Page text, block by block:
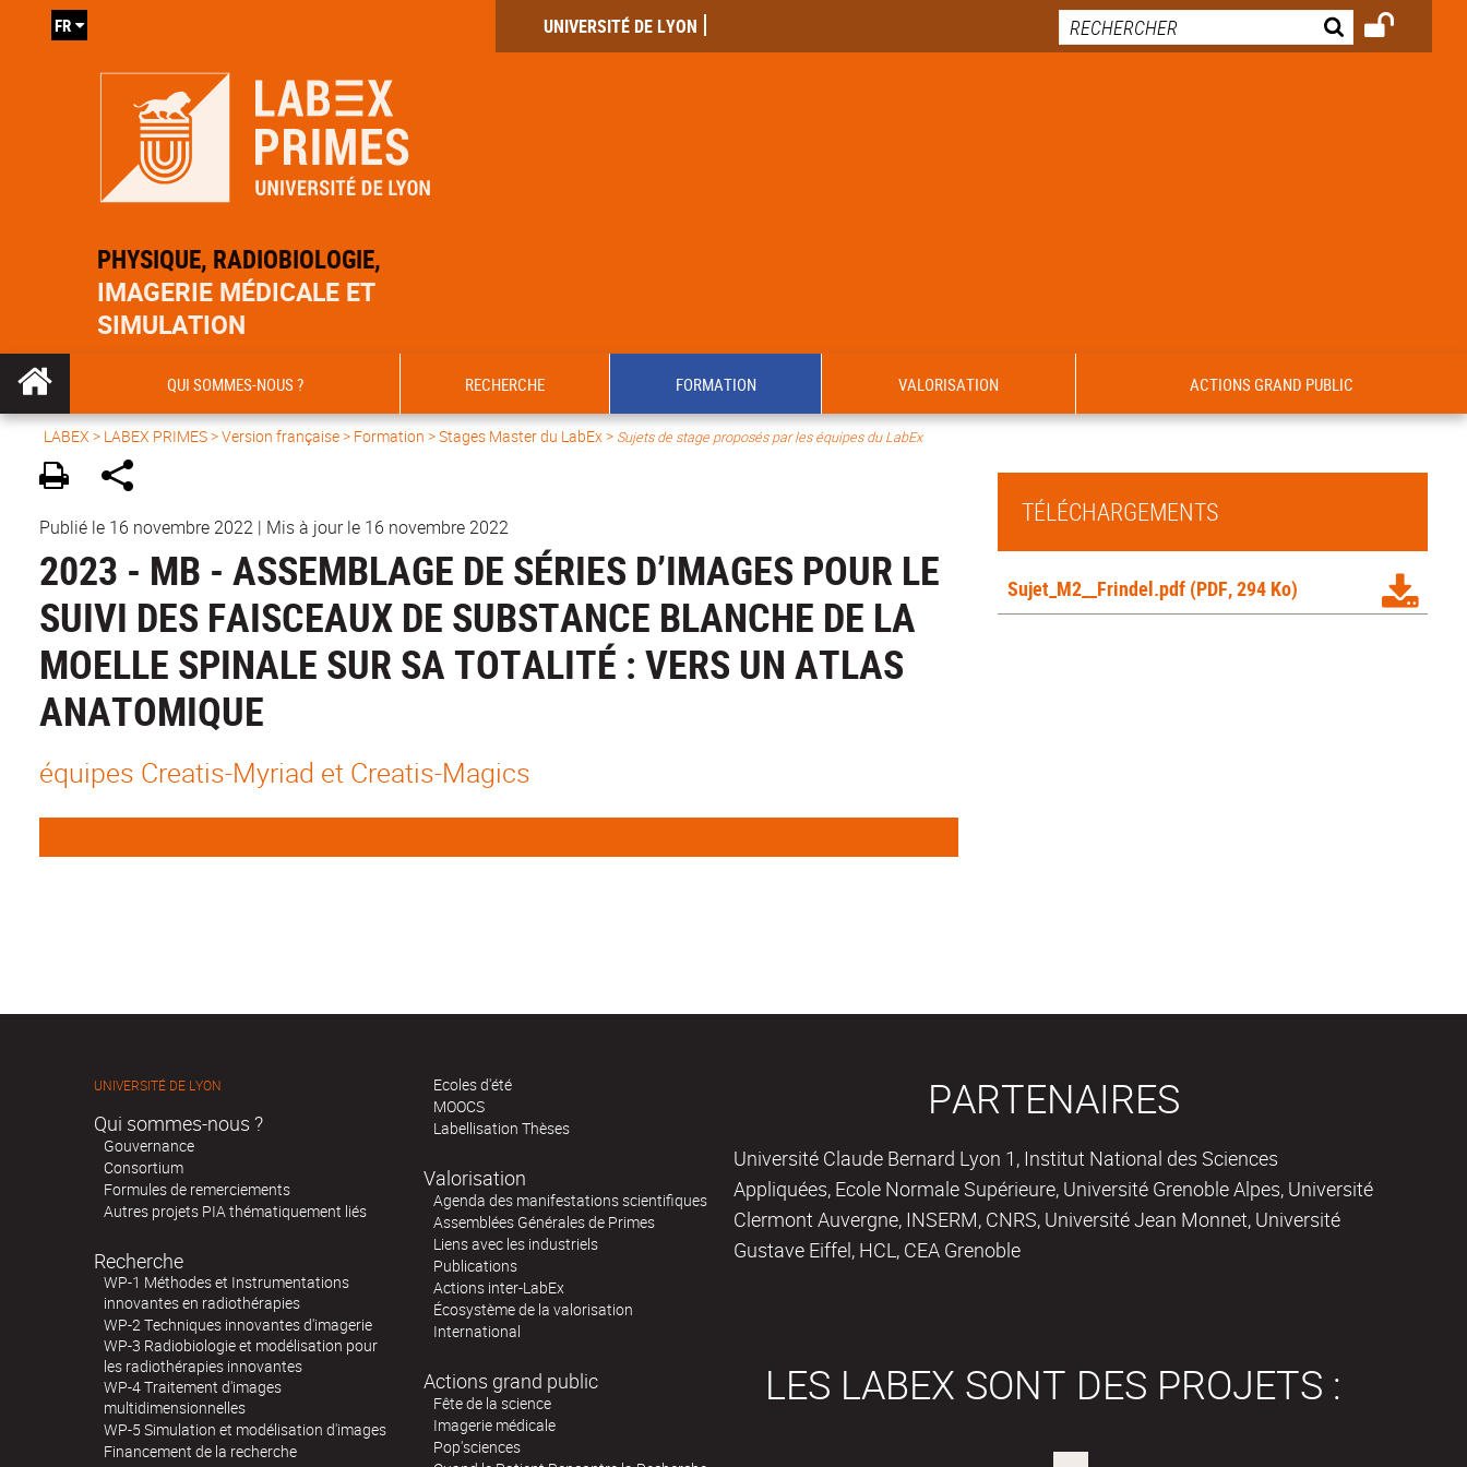
PHYSIQUE, RADIOBIOLOGIE,
IMAGERIE MÉDICALE ET
SIMULATION
UNIVERSITÉ DE LYON
FR
QUI SOMMES-NOUS ? RECHERCHE FORMATION VALORISATION ACTIONS GRAND PUBLIC
LABEX > LABEX PRIMES>Version française> Formation >Stages Master du LabEx> Sujets de stage proposés par les équipes du LabEx
Publié le 16 novembre 2022 | Mis à jour le 16 novembre 2022
2023 - MB - ASSEMBLAGE DE SÉRIES D’IMAGES POUR LE
SUIVI DES FAISCEAUX DE SUBSTANCE BLANCHE DE LA
MOELLE SPINALE SUR SA TOTALITÉ : VERS UN ATLAS
ANATOMIQUE
équipes Creatis-Myriad et Creatis-Magics
TÉLÉCHARGEMENTS
Sujet_M2__Frindel.pdf (PDF, 294 Ko)
UNIVERSITÉ DE LYON
Qui sommes-nous ?
Gouvernance
Consortium
Formules de remerciements
Autres projets PIA thématiquement liés
Recherche
WP-1 Méthodes et Instrumentations
innovantes en radiothérapies
WP-2 Techniques innovantes d'imagerie
WP-3 Radiobiologie et modélisation pour
les radiothérapies innovantes
WP-4 Traitement d'images
multidimensionnelles
WP-5 Simulation et modélisation d'images
Financement de la recherche
Ecoles d'été
MOOCS
Labellisation Thèses
Valorisation
Agenda des manifestations scientifiques
Assemblées Générales de Primes
Liens avec les industriels
Publications
Actions inter-LabEx
Écosystème de la valorisation
International
Actions grand public
Fête de la science
Imagerie médicale
Pop'sciences
PARTENAIRES
Université Claude Bernard Lyon 1, Institut National des Sciences
Appliquées, Ecole Normale Supérieure, Université Grenoble Alpes, Université
Clermont Auvergne, INSERM, CNRS, Université Jean Monnet, Université
Gustave Eiffel, HCL, CEA Grenoble
LES LABEX SONT DES PROJETS :